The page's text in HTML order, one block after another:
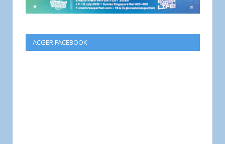
ACGER FACEBOOK